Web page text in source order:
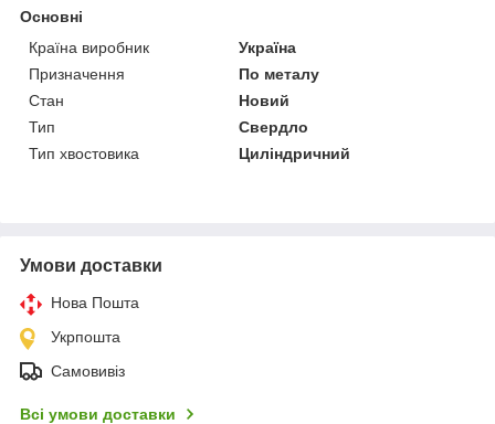
Основні
Країна виробник
Україна
Призначення
По металу
Стан
Новий
Тип
Свердло
Тип хвостовика
Циліндричний
Умови доставки
Нова Пошта
Укрпошта
Самовивіз
Всі умови доставки